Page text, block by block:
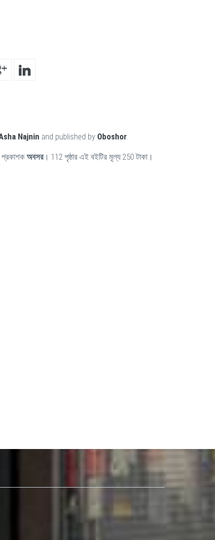
Najnin and published by Oboshor.
অবসর। 112 পৃষ্ঠার এই বইটির মূল্য 250 টাকা।